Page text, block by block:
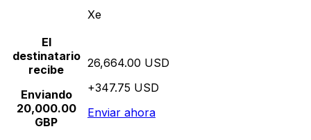
Xe
El
destinatario
recibe
Enviando
20,000.00
GBP
26,664.00 USD
+347.75 USD
Enviar ahora